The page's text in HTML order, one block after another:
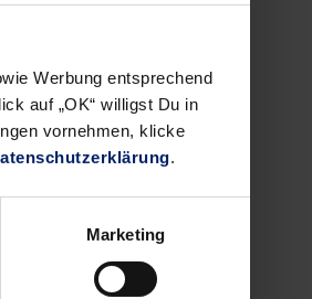
Werbung entsprechend
auf „OK“ willigst Du in
vornehmen, klicke
.
Marketing